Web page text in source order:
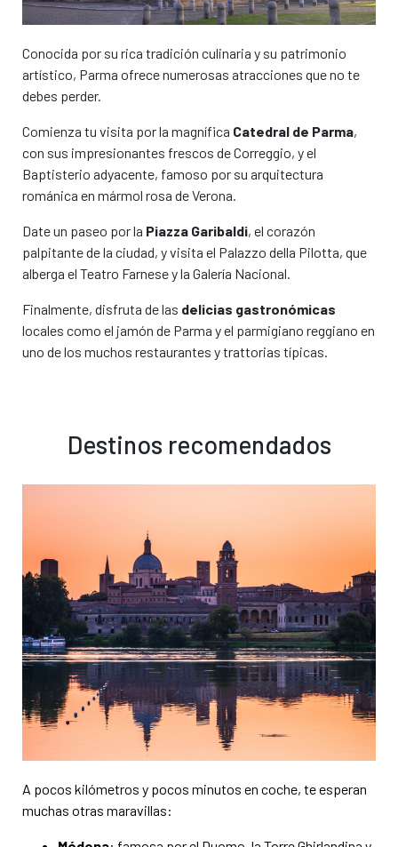
Conocida por su rica tradición culinaria y su patrimonio
artístico, Parma ofrece numerosas atracciones que no te
debes perder.
Comienza tu visita por la magnífica Catedral de Parma,
con sus impresionantes frescos de Correggio, y el
Baptisterio adyacente, famoso por su arquitectura
románica en mármol rosa de Verona.
Date un paseo por la Piazza Garibaldi, el corazón
palpitante de la ciudad, y visita el Palazzo della Pilotta, que
alberga el Teatro Farnese y la Galería Nacional.
Finalmente, disfruta de las delicias gastronómicas
locales como el jamón de Parma y el parmigiano reggiano en
uno de los muchos restaurantes y trattorias típicas.
Destinos recomendados
A pocos kilómetros y pocos minutos en coche, te esperan
muchas otras maravillas: